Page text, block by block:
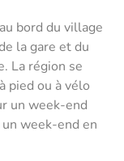
bord du village
la gare et du
La région se
pied ou à vélo
un week-end
week-end en